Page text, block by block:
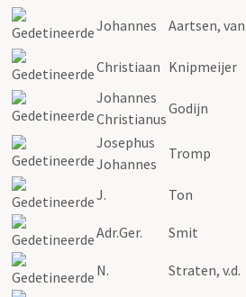
Johannes
Aartsen, van
Christiaan Knipmeijer
Johannes
Christianus
Godijn
Josephus
Johannes
Tromp
J. Ton
Adr.Ger. Smit
N. Straten, v.d.